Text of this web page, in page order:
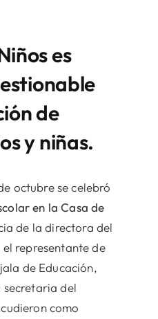
es
de
y niñas.
octubre se celebró
en la Casa de
de la directora del
representante de
de Educación,
secretaria del
como